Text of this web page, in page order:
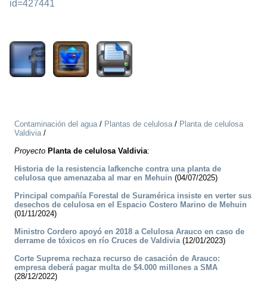
id=427441
Contaminación del agua/ Plantas de celulosa/ Planta de celulosa
Valdivia/
Proyecto Planta de celulosa Valdivia:
Historia de la resistencia lafkenche contra una planta de
celulosa que amenazaba al mar en Mehuin (04/07/2025)
Principal compañía Forestal de Suramérica insiste en verter sus
desechos de celulosa en el Espacio Costero Marino de Mehuin
(01/11/2024)
Ministro Cordero apoyó en 2018 a Celulosa Arauco en caso de
derrame de tóxicos en río Cruces de Valdivia(12/01/2023)
Corte Suprema rechaza recurso de casación de Arauco:
empresa deberá pagar multa de $4.000 millones a SMA
(28/12/2022)